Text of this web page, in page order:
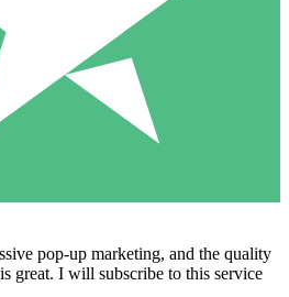
pop-up marketing, and the quality
great. I will subscribe to this service